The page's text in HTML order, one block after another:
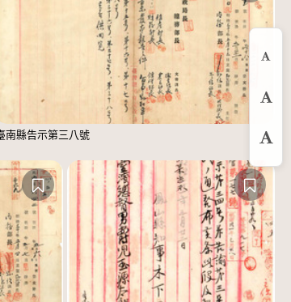
南縣告示第三八號
放